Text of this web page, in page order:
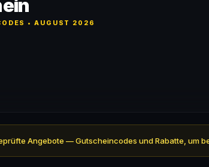
• AUGUST 2026
Angebote — Gutscheincodes und Rabatte, um